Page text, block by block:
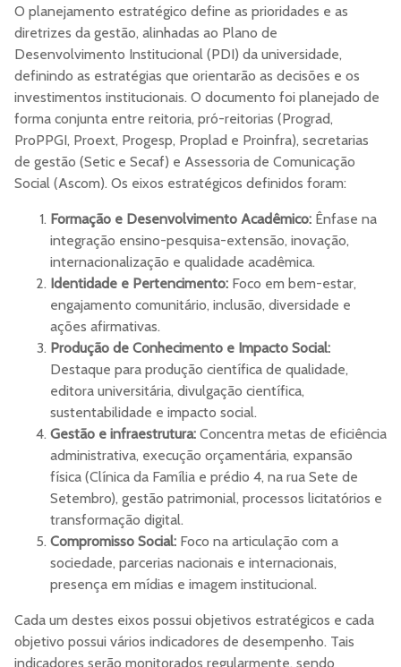
O planejamento estratégico define as prioridades e as
diretrizes da gestão, alinhadas ao Plano de
Desenvolvimento Institucional (PDI) da universidade,
definindo as estratégias que orientarão as decisões e os
investimentos institucionais. O documento foi planejado de
forma conjunta entre reitoria, pró-reitorias (Prograd,
ProPPGI, Proext, Progesp, Proplad e Proinfra), secretarias
de gestão (Setic e Secaf) e Assessoria de Comunicação
Social (Ascom). Os eixos estratégicos definidos foram:
Formação e Desenvolvimento Acadêmico: Ênfase na
integração ensino-pesquisa-extensão, inovação,
internacionalização e qualidade acadêmica.
Identidade e Pertencimento: Foco em bem-estar,
engajamento comunitário, inclusão, diversidade e
ações afirmativas.
Produção de Conhecimento e Impacto Social:
Destaque para produção científica de qualidade,
editora universitária, divulgação científica,
sustentabilidade e impacto social.
Gestão e infraestrutura: Concentra metas de eficiência
administrativa, execução orçamentária, expansão
física (Clínica da Família e prédio 4, na rua Sete de
Setembro), gestão patrimonial, processos licitatórios e
transformação digital.
Compromisso Social: Foco na articulação com a
sociedade, parcerias nacionais e internacionais,
presença em mídias e imagem institucional.
Cada um destes eixos possui objetivos estratégicos e cada
objetivo possui vários indicadores de desempenho. Tais
indicadores serão monitorados regularmente, sendo